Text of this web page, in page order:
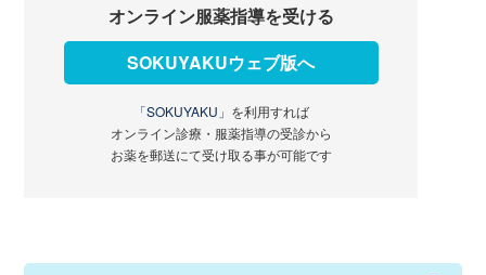
オンライン服薬指導を受ける
SOKUYAKUウェブ版へ
「SOKUYAKU」 を利用すれば
オンライン診療・服薬指導の受診から
お薬を郵送にて受け取る事が可能です